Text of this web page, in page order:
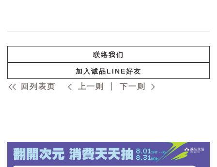
联络我们
加入诚品LINE好友
回列表页 上一则 下一则